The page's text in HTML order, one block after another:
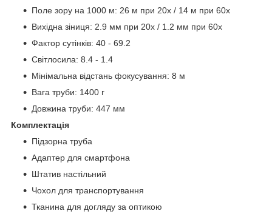
Поле зору на 1000 м: 26 м при 20х / 14 м при 60х
Вихідна зіниця: 2.9 мм при 20х / 1.2 мм при 60х
Фактор сутінків: 40 - 69.2
Світлосила: 8.4 - 1.4
Мінімальна відстань фокусування: 8 м
Вага труби: 1400 г
Довжина труби: 447 мм
Комплектація
Підзорна труба
Адаптер для смартфона
Штатив настільний
Чохол для транспортування
Тканина для догляду за оптикою